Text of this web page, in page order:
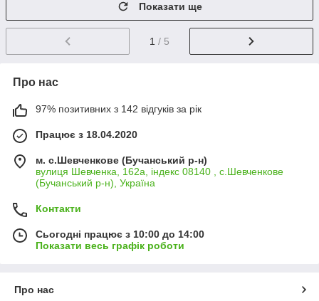
Показати ще
1 / 5
Про нас
97% позитивних з 142 відгуків за рік
Працює з 18.04.2020
м. с.Шевченкове (Бучанський р-н)
вулиця Шевченка, 162а, індекс 08140 , с.Шевченкове
(Бучанський р-н), Україна
Контакти
Сьогодні працює з 10:00 до 14:00
Показати весь графік роботи
Про нас